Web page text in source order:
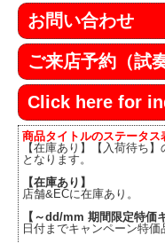
お問い合わせ
ご来店予約（試
Click here for
商品タイトルのステータス
【在庫あり】【入荷待ち
となります。
【在庫あり】
店舗&ECに在庫あり。
【～dd/mm 期間限定特価
日付までキャンペーン特価